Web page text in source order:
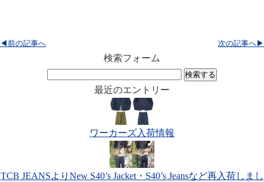
次の記事へ▶
◀前の記事へ
検索フォーム
最近のエントリー
ワーカーズ入荷情報
TCB JEANSよりNew S40’s Jacket・S40’s Jeansなど再入荷しまし